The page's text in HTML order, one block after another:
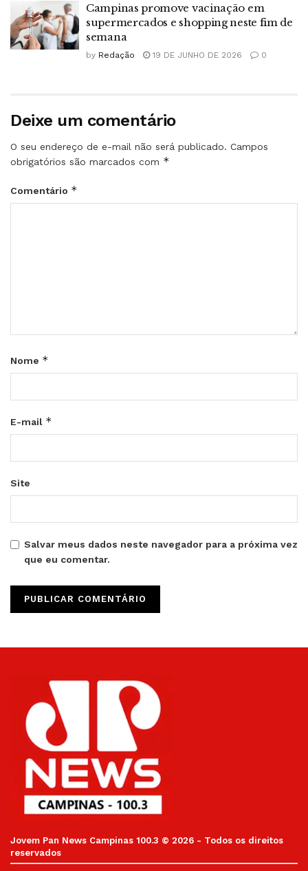
Campinas promove vacinação em
supermercados e shopping neste fim de
semana
by Redação 19 DE JUNHO DE 2026 0
Deixe um comentário
O seu endereço de e-mail não será publicado. Campos
obrigatórios são marcados com *
Comentário *
Nome *
E-mail *
Site
Salvar meus dados neste navegador para a próxima vez
que eu comentar.
Jovem Pan News Campinas 100.3 © 2026 - Todos os direitos
reservados